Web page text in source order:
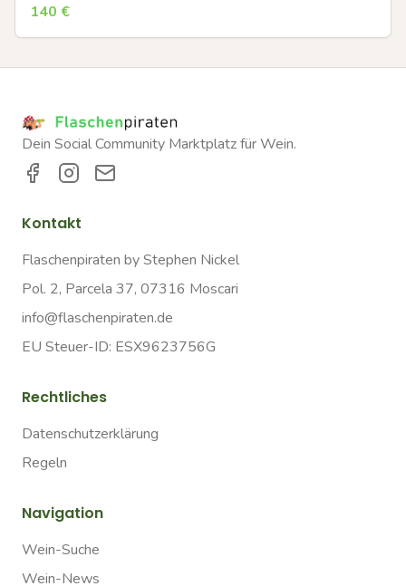
140 €
Dein Social Community Marktplatz für Wein.
Kontakt
Flaschenpiraten by Stephen Nickel
Pol. 2, Parcela 37, 07316 Moscari
info@flaschenpiraten.de
EU Steuer-ID: ESX9623756G
Rechtliches
Datenschutzerklärung
Regeln
Navigation
Wein-Suche
Wein-News